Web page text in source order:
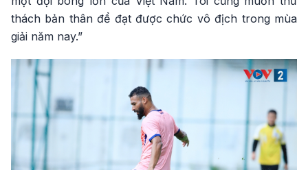
thách bản thân để đạt được chức vô địch trong mùa
giải năm nay.”